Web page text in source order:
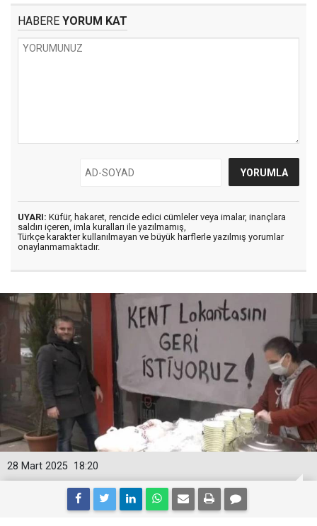
HABERE YORUM KAT
UYARI: Küfür, hakaret, rencide edici cümleler veya imalar, inançlara
saldırı içeren, imla kuralları ile yazılmamış,
Türkçe karakter kullanılmayan ve büyük harflerle yazılmış yorumlar
onaylanmamaktadır.
18:20
28 Mart 2025